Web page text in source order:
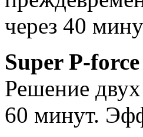
через 40
Super P-force
Решение
60 минут.